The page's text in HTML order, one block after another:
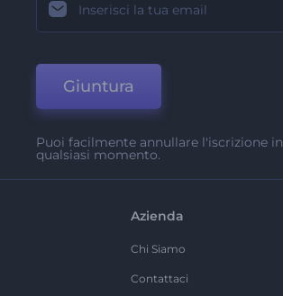
Giuntura
Puoi facilmente annullare l'iscrizione in
qualsiasi momento.
Azienda
Chi Siamo
Contattaci